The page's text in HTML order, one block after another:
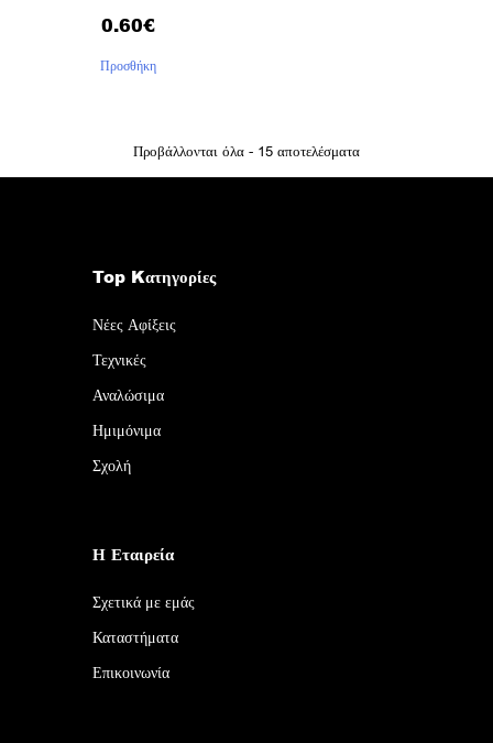
0.60€
Προσθήκη
Προβάλλονται όλα - 15 αποτελέσματα
Top Kατηγορίες
Νέες Αφίξεις
Τεχνικές
Αναλώσιμα
Ημιμόνιμα
Σχολή
Η Εταιρεία
Σχετικά με εμάς
Καταστήματα
Επικοινωνία